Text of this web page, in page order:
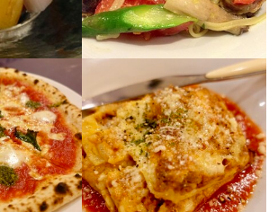
する
する
する
する